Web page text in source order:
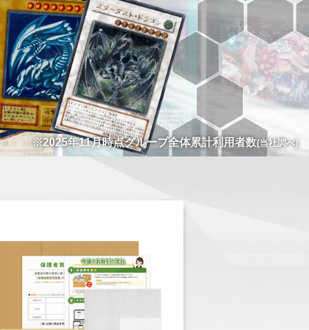
※2025年11月時点グループ全体累計利用者数(当社調べ)